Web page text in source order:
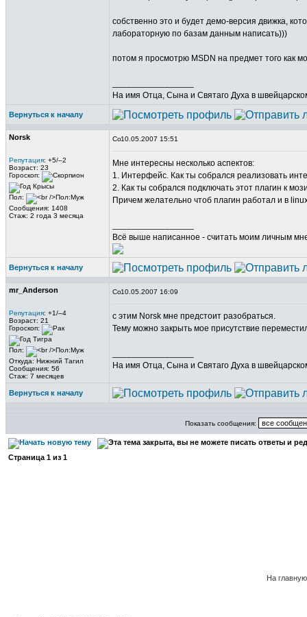
собственно это и будет демо-версия движка,
лабораторную по базам данным написать)))
потом я просмотрю MSDN на предмет того как
На имя Отца, Сына и Святаго Духа в
Вернуться к началу
Norsk
Репутация: +5/–2
Возраст: 23
Гороскоп:
Пол:
Сообщения: 1408
Стаж: 2 года 3 месяца
10.05.2007 15:51
Мне интересны несколько аспектов:
1. Интерфейс. Как ты собрался реализовать
2. Как ты собрался подключать этот плагин к
Причем желательно чтоб плагин работал и в
Всё выше написанное - считать моим личным
Вернуться к началу
mr_Anderson
Репутация: +1/–4
Возраст: 21
Гороскоп:
Пол:
Откуда: Нижний Тагил
Сообщения: 56
Стаж: 7 месяцев
10.05.2007 16:09
с этим Norsk мне предстоит разобраться.
Тему можно закрыть мое присутствие
На имя Отца, Сына и Святаго Духа в
Вернуться к началу
Показать сообщения:
Страница 1 из 1
На